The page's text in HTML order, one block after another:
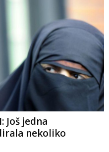
Još jedna
nekoliko